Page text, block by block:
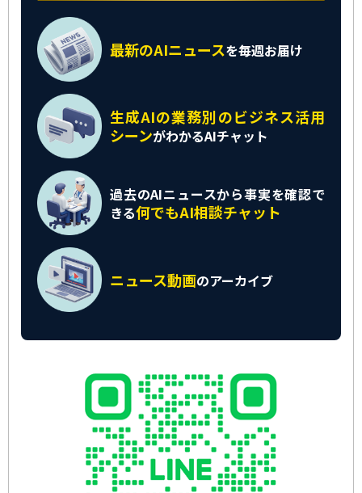
最新のAIニュースを毎週お届け
生成AIの業務別のビジネス活用
シーンがわかるAIチャット
過去のAIニュースから事実を確認で
きる何でもAI相談チャット
ニュース動画のアーカイブ